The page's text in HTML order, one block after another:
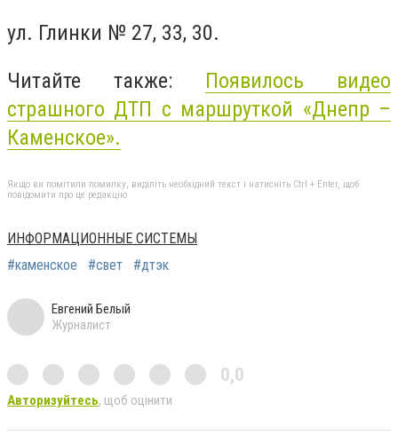
ул. Глинки № 27, 33, 30.
Читайте также: Появилось видео
страшного ДТП с маршруткой «Днепр –
Каменское».
Якщо ви помітили помилку, виділіть необхідний текст і натисніть Ctrl + Enter, щоб
повідомити про це редакцію
ИНФОРМАЦИОННЫЕ СИСТЕМЫ
#каменское
#свет #дтэк
Евгений Белый
Журналист
0,0
Авторизуйтесь, щоб оцінити